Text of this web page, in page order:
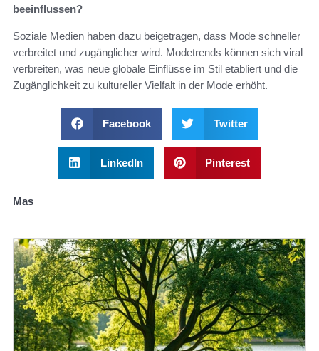
beeinflussen?
Soziale Medien haben dazu beigetragen, dass Mode schneller
verbreitet und zugänglicher wird. Modetrends können sich viral
verbreiten, was neue globale Einflüsse im Stil etabliert und die
Zugänglichkeit zu kultureller Vielfalt in der Mode erhöht.
Facebook Twitter
LinkedIn Pinterest
Mas